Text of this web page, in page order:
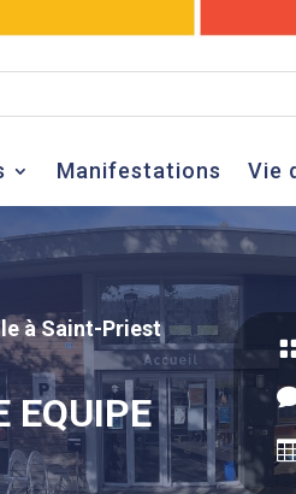
Manifestations Vie
à Saint-Priest
EQUIPE